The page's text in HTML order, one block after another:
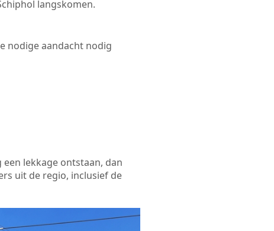
langskomen.
nodige aandacht nodig
lekkage ontstaan, dan
uit de regio, inclusief de